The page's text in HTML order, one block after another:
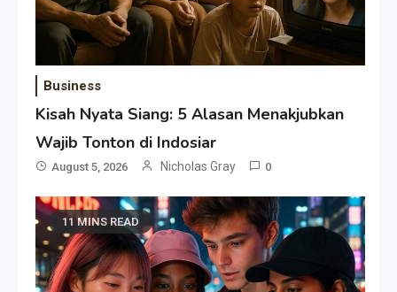
Business
Kisah Nyata Siang: 5 Alasan Menakjubkan
Wajib Tonton di Indosiar
August 5, 2026 Nicholas Gray 0
11 MINS READ